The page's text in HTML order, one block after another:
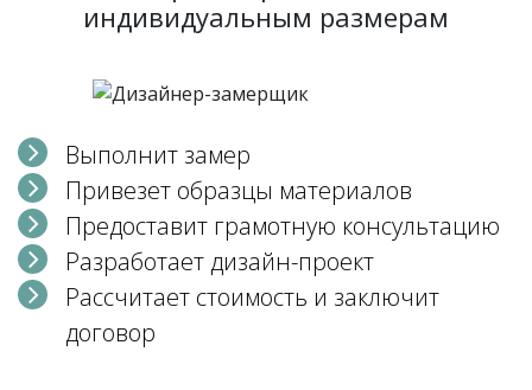
индивидуальным размерам
Выполнит замер
Привезет образцы материалов
Предоставит грамотную консультацию
Разработает дизайн-проект
Рассчитает стоимость и заключит
договор